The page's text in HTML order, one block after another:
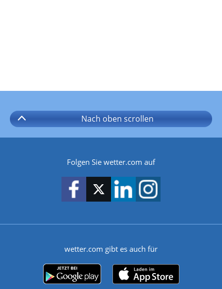
Nach oben scrollen
Folgen Sie wetter.com auf
wetter.com gibt es auch für